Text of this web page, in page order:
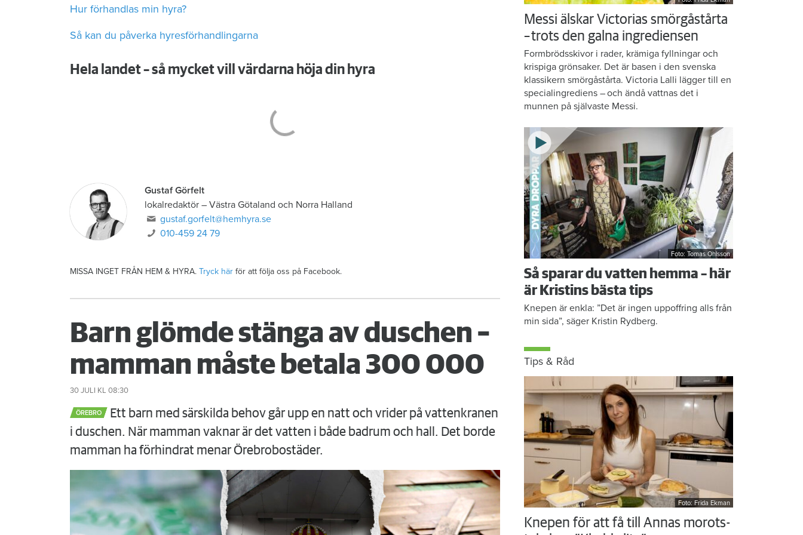
Hur förhandlas min hyra?
Så kan du påverka hyresförhandlingarna
Hela landet – så mycket vill värdarna höja din hyra
Gustaf Görfelt
lokalredaktör – Västra Götaland och Norra Halland
gustaf.gorfelt@hemhyra.se
010-459 24 79
MISSA INGET FRÅN HEM & HYRA. Tryck här för att följa oss på Facebook.
Barn glömde stänga av duschen –
mamman måste betala 300 000
30 JULI KL 08:30
ÖREBRO
Ett barn med särskilda behov går upp en natt och vrider på vattenkranen
i duschen. När mamman vaknar är det vatten i både badrum och hall. Det borde
mamman ha förhindrat menar Örebrobostäder.
Messi älskar Victorias smörgåstårta
– trots den galna ingrediensen
Formbrödsskivor i rader, krämiga fyllningar och
krispiga grönsaker. Det är basen i den svenska
klassikern smörgåstårta. Victoria Lalli lägger till en
specialingrediens – och ändå vattnas det i
munnen på självaste Messi.
Foto: Tomas Ohlsson
Så sparar du vatten hemma – här
är Kristins bästa tips
Knepen är enkla: ”Det är ingen uppoffring alls från
min sida”, säger Kristin Rydberg.
Tips & Råd
Foto: Frida Ekman
Knepen för att få till Annas morots-